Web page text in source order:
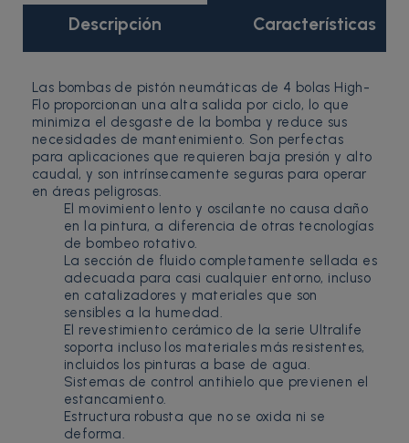
Descripción Características
Las bombas de pistón neumáticas de 4 bolas High-
Flo proporcionan una alta salida por ciclo, lo que
minimiza el desgaste de la bomba y reduce sus
necesidades de mantenimiento. Son perfectas
para aplicaciones que requieren baja presión y alto
caudal, y son intrínsecamente seguras para operar
en áreas peligrosas.
El movimiento lento y oscilante no causa daño
en la pintura, a diferencia de otras tecnologías
de bombeo rotativo.
La sección de fluido completamente sellada es
adecuada para casi cualquier entorno, incluso
en catalizadores y materiales que son
sensibles a la humedad.
El revestimiento cerámico de la serie Ultralife
soporta incluso los materiales más resistentes,
incluidos los pinturas a base de agua.
Sistemas de control antihielo que previenen el
estancamiento.
Estructura robusta que no se oxida ni se
deforma.